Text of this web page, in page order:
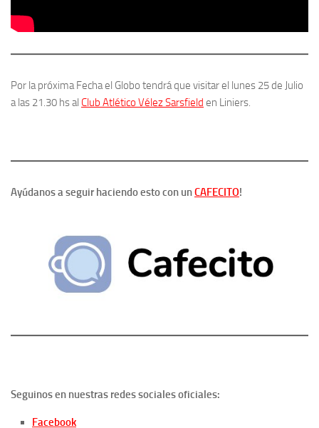
Por la próxima Fecha el Globo tendrá que visitar el lunes 25 de Julio
a las 21.30 hs al Club Atlético Vélez Sarsfield en Liniers.
Ayúdanos a seguir haciendo esto con unCAFECITO!
Seguinos en nuestras redes sociales oficiales:
Facebook